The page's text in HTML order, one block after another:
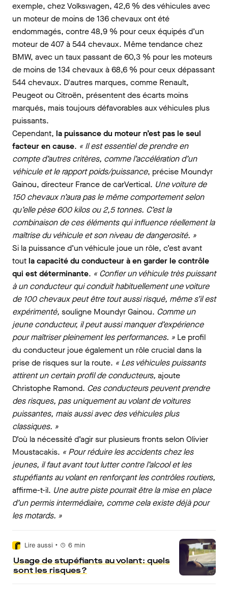
exemple, chez Volkswagen, 42,6 % des véhicules avec
un moteur de moins de 136 chevaux ont été
endommagés, contre 48,9 % pour ceux équipés d’un
moteur de 407 à 544 chevaux. Même tendance chez
BMW, avec un taux passant de 60,3 % pour les moteurs
de moins de 134 chevaux à 68,6 % pour ceux dépassant
544 chevaux. D'autres marques, comme Renault,
Peugeot ou Citroën, présentent des écarts moins
marqués, mais toujours défavorables aux véhicules plus
puissants.
Cependant, la puissance du moteur n’est pas le seul
facteur en cause. « Il est essentiel de prendre en
compte d’autres critères, comme l’accélération d’un
véhicule et le rapport poids/puissance, précise Moundyr
Gainou, directeur France de carVertical. Une voiture de
150 chevaux n’aura pas le même comportement selon
qu’elle pèse 600 kilos ou 2,5 tonnes. C’est la
combinaison de ces éléments qui influence réellement la
maîtrise du véhicule et son niveau de dangerosité. »
Si la puissance d’un véhicule joue un rôle, c’est avant
toutla capacité du conducteur à en garder le contrôle
qui est déterminante. « Confier un véhicule très puissant
à un conducteur qui conduit habituellement une voiture
de 100 chevaux peut être tout aussi risqué, même s’il est
expérimenté, souligne Moundyr Gainou. Comme un
jeune conducteur, il peut aussi manquer d’expérience
pour maîtriser pleinement les performances. » Le profil
du conducteur joue également un rôle crucial dans la
prise de risques sur la route. « Les véhicules puissants
attirent un certain profil de conducteurs, ajoute
Christophe Ramond. Ces conducteurs peuvent prendre
des risques, pas uniquement au volant de voitures
puissantes, mais aussi avec des véhicules plus
classiques. »
D’où la nécessité d’agir sur plusieurs fronts selon Olivier
Moustacakis. « Pour réduire les accidents chez les
jeunes, il faut avant tout lutter contre l’alcool et les
stupéfiants au volant en renforçant les contrôles routiers,
affirme-t-il. Une autre piste pourrait être la mise en place
d’un permis intermédiaire, comme cela existe déjà pour
les motards. »
Lire aussi • 6 min
Usage de stupéfiants au volant : quels
sont les risques ?